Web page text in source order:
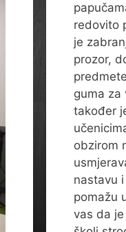
redovito
je
prozor,
guma za
također
obzirom
nastavu
pomažu
vas da